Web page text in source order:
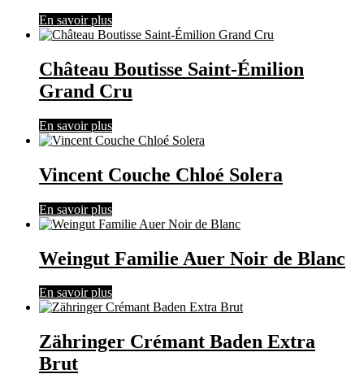
En savoir plus
Château Boutisse Saint-Émilion
Grand Cru
En savoir plus
Vincent Couche Chloé Solera
En savoir plus
Weingut Familie Auer Noir de Blanc
En savoir plus
Zähringer Crémant Baden Extra
Brut